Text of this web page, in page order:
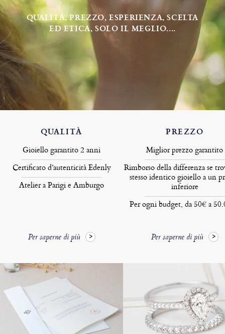
QUALITÀ, PREZZO, ESPERIENZA, SCELTA
ED ETICA, SOLO IL MEGLIO....
QUALITÀ
Gioiello garantito 2 anni
Certificato d’autenticità Edenly
Atelier a Parigi e Amburgo
Per saperne di più
PREZZO
Miglior prezzo garantito
Rimborso della differenza se
stesso identico gioiello a un
inferiore
Per ogni budget, da 50€ a
Per saperne di più